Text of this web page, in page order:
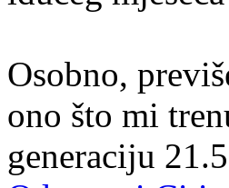
Osobno,
ono što mi
generaciju